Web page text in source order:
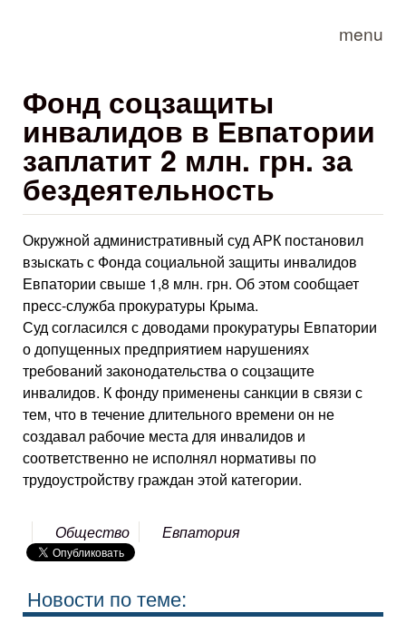
menu
Фонд соцзащиты
инвалидов в Евпатории
заплатит 2 млн. грн. за
бездеятельность
Окружной административный суд АРК постановил
взыскать с Фонда социальной защиты инвалидов
Евпатории свыше 1,8 млн. грн. Об этом сообщает
пресс-служба прокуратуры Крыма.
Суд согласился с доводами прокуратуры Евпатории
о допущенных предприятием нарушениях
требований законодательства о соцзащите
инвалидов. К фонду применены санкции в связи с
тем, что в течение длительного времени он не
создавал рабочие места для инвалидов и
соответственно не исполнял нормативы по
трудоустройству граждан этой категории.
Общество Евпатория
Новости по теме: